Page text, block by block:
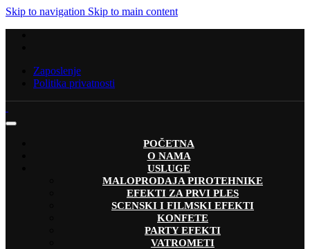
Skip to navigation Skip to main content
Zaposlenje
Politika privatnosti
POČETNA
O NAMA
USLUGE
MALOPRODAJA PIROTEHNIKE
EFEKTI ZA PRVI PLES
SCENSKI I FILMSKI EFEKTI
KONFETE
PARTY EFEKTI
VATROMETI